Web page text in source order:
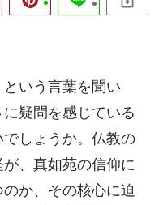
という言葉を聞い
疑問を感じている
しょうか。仏教の
、真如苑の信仰に
か、その核心に迫